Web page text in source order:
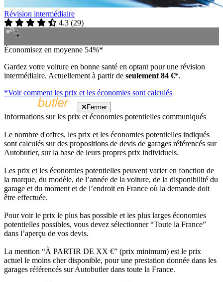
Révision intermédiaire
4.3 (29)
Économisez en moyenne 54%*
Gardez votre voiture en bonne santé en optant pour une révision
intermédiaire. Actuellement à partir de seulement 84 €*.
*Voir comment les prix et les économies sont calculés
Fermer
Informations sur les prix et économies potentielles communiqués
Le nombre d'offres, les prix et les économies potentielles indiqués
sont calculés sur des propositions de devis de garages référencés sur
Autobutler, sur la base de leurs propres prix individuels.
Les prix et les économies potentielles peuvent varier en fonction de
la marque, du modèle, de l’année de la voiture, de la disponibilité du
garage et du moment et de l’endroit en France où la demande doit
être effectuée.
Pour voir le prix le plus bas possible et les plus larges économies
potentielles possibles, vous devez sélectionner “Toute la France”
dans l’aperçu de vos devis.
La mention “À PARTIR DE XX €” (prix minimum) est le prix
actuel le moins cher disponible, pour une prestation donnée dans les
garages référencés sur Autobutler dans toute la France.